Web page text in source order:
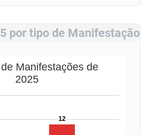
por tipo de Manifestação
Manifestações de
2025
12